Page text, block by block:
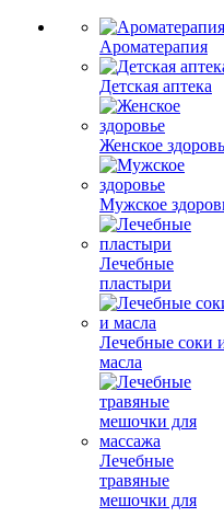
Ароматерапия
Детская аптека
Женское
Мужское
Лечебные
пластыри
Лечебные соки
масла
Лечебные
травяные
мешочки для